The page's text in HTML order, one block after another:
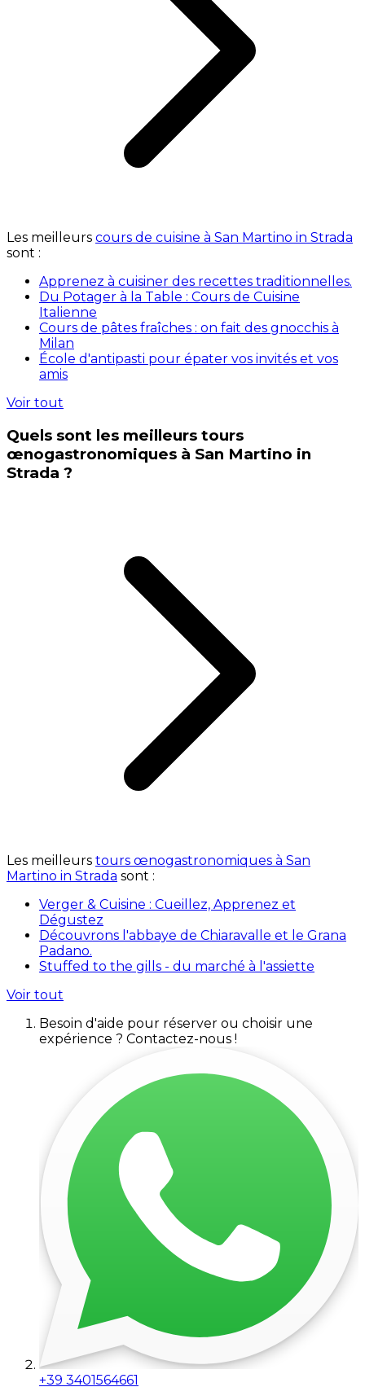
Les meilleurs cours de cuisine à San Martino in Strada
sont :
Apprenez à cuisiner des recettes traditionnelles.
Du Potager à la Table : Cours de Cuisine
Italienne
Cours de pâtes fraîches : on fait des gnocchis à
Milan
École d'antipasti pour épater vos invités et vos
amis
Voir tout
Quels sont les meilleurs tours
œnogastronomiques à San Martino in
Strada ?
Les meilleurs tours œnogastronomiques à San
Martino in Strada sont :
Verger & Cuisine : Cueillez, Apprenez et
Dégustez
Découvrons l'abbaye de Chiaravalle et le Grana
Padano.
Stuffed to the gills - du marché à l'assiette
Voir tout
Besoin d'aide pour réserver ou choisir une
expérience ? Contactez-nous !
+39 3401564661